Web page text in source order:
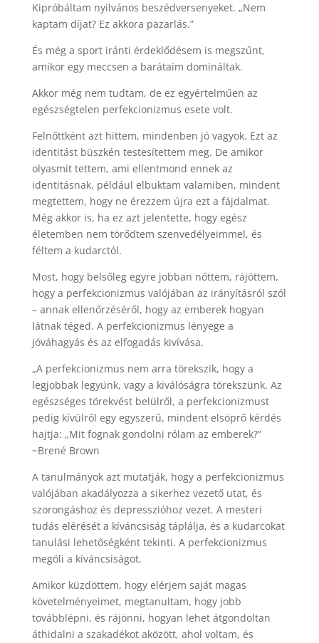
Kipróbáltam nyilvános beszédversenyeket. „Nem
kaptam díjat? Ez akkora pazarlás.”
És még a sport iránti érdeklődésem is megszűnt,
amikor egy meccsen a barátaim domináltak.
Akkor még nem tudtam, de ez egyértelműen az
egészségtelen perfekcionizmus esete volt.
Felnőttként azt hittem, mindenben jó vagyok. Ezt az
identitást büszkén testesítettem meg. De amikor
olyasmit tettem, ami ellentmond ennek az
identitásnak, például elbuktam valamiben, mindent
megtettem, hogy ne érezzem újra ezt a fájdalmat.
Még akkor is, ha ez azt jelentette, hogy egész
életemben nem törődtem szenvedélyeimmel, és
féltem a kudarctól.
Most, hogy belsőleg egyre jobban nőttem, rájöttem,
hogy a perfekcionizmus valójában az irányításról szól
– annak ellenőrzéséről, hogy az emberek hogyan
látnak téged. A perfekcionizmus lényege a
jóváhagyás és az elfogadás kivívása.
„A perfekcionizmus nem arra törekszik, hogy a
legjobbak legyünk, vagy a kiválóságra törekszünk. Az
egészséges törekvést belülről, a perfekcionizmust
pedig kívülről egy egyszerű, mindent elsöprő kérdés
hajtja: „Mit fognak gondolni rólam az emberek?”
~Brené Brown
A tanulmányok azt mutatják, hogy a perfekcionizmus
valójában akadályozza a sikerhez vezető utat, és
szorongáshoz és depresszióhoz vezet. A mesteri
tudás elérését a kíváncsiság táplálja, és a kudarcokat
tanulási lehetőségként tekinti. A perfekcionizmus
megöli a kíváncsiságot.
Amikor küzdöttem, hogy elérjem saját magas
követelményeimet, megtanultam, hogy jobb
továbblépni, és rájönni, hogyan lehet átgondoltan
áthidalni a szakadékot aközött, ahol voltam, és